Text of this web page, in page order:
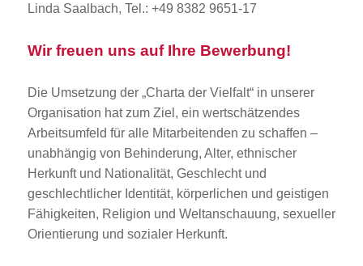
Linda Saalbach, Tel.: +49 8382 9651-17
Wir freuen uns auf Ihre Bewerbung!
Die Umsetzung der „Charta der Vielfalt“ in unserer
Organisation hat zum Ziel, ein wertschätzendes
Arbeitsumfeld für alle Mitarbeitenden zu schaffen –
unabhängig von Behinderung, Alter, ethnischer
Herkunft und Nationalität, Geschlecht und
geschlechtlicher Identität, körperlichen und geistigen
Fähigkeiten, Religion und Weltanschauung, sexueller
Orientierung und sozialer Herkunft.